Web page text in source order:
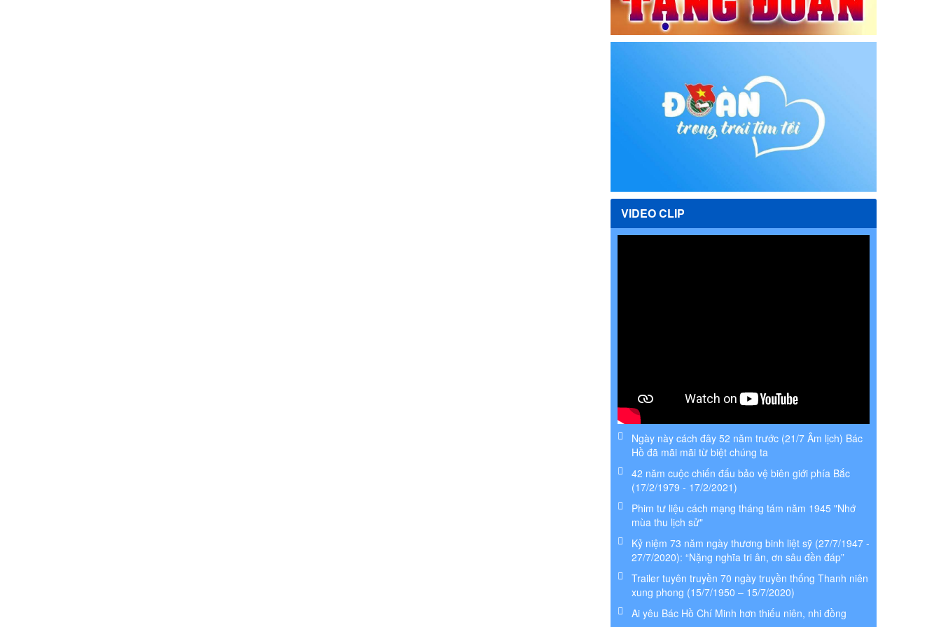
VIDEO CLIP
Ngày này cách đây 52 năm trước (21/7 Âm lịch) Bác
Hồ đã mãi mãi từ biệt chúng ta
42 năm cuộc chiến đấu bảo vệ biên giới phía Bắc
(17/2/1979 - 17/2/2021)
Phim tư liệu cách mạng tháng tám năm 1945 "Nhớ
mùa thu lịch sử"
Kỷ niệm 73 năm ngày thương binh liệt sỹ (27/7/1947 -
27/7/2020): “Nặng nghĩa tri ân, ơn sâu đền đáp”
Trailer tuyên truyền 70 ngày truyền thống Thanh niên
xung phong (15/7/1950 – 15/7/2020)
Ai yêu Bác Hồ Chí Minh hơn thiếu niên, nhi đồng